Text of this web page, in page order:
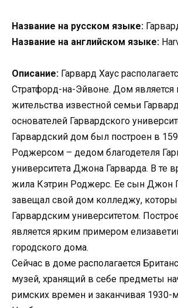
Название на русском языке:
Название на английском языке:
Описание: Гарвард Хаус
Стратфорд-на-Эйвоне. Дом является
жительства известной семьи
основателей Гарвардского
Гарвардский дом был построен в
Роджерсом – дедом благодетеля
университета Джона Гарварда. В те
жила Кэтрин Роджерс. Ее сын Джон
завещал свой дом колледжу,
Гарвардским университетом.
является ярким примером
городского дома.
Сейчас в доме располагается
музей, хранящий в себе предметы
римских времен и заканчивая 1930-